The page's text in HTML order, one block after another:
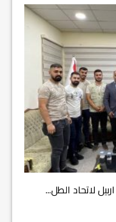
لاتحاد الطل...